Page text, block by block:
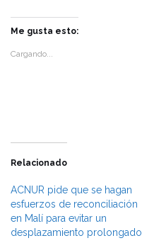
en
Twitter
en
en
Facebook
Me gusta esto:
Cargando...
Relacionado
ACNUR pide que se hagan
esfuerzos de reconciliación
en Malí para evitar un
desplazamiento prolongado